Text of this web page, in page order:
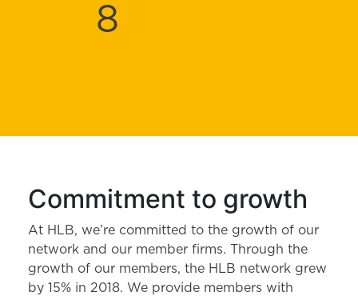
8
Commitment to growth
At HLB, we’re committed to the growth of our
network and our member firms. Through the
growth of our members, the HLB network grew
by 15% in 2018. We provide members with